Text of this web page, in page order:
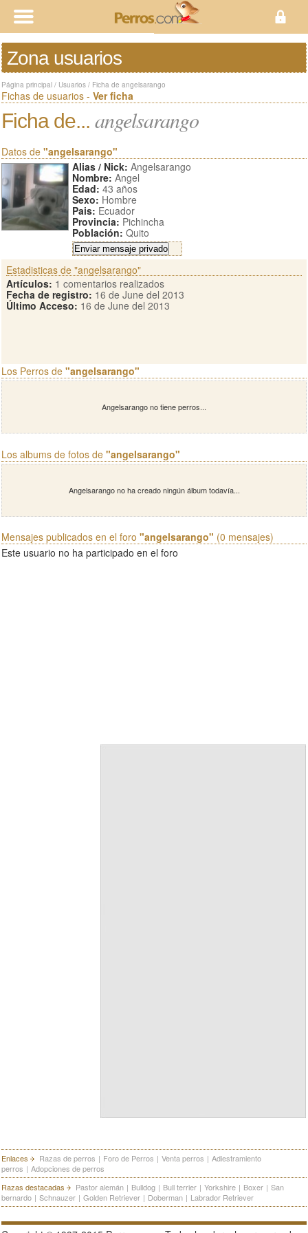
Zona usuarios
Página principal / Usuarios / Ficha de angelsarango
Fichas de usuarios - Ver ficha
Ficha de... angelsarango
Datos de "angelsarango"
Alias / Nick: Angelsarango
Nombre: Angel
Edad: 43 años
Sexo: Hombre
Pais: Ecuador
Provincia: Pichincha
Población: Quito
Estadisticas de "angelsarango"
Artículos: 1 comentarios realizados
Fecha de registro: 16 de June del 2013
Último Acceso: 16 de June del 2013
Los Perros de "angelsarango"
Angelsarango no tiene perros...
Los albums de fotos de "angelsarango"
Angelsarango no ha creado ningún álbum todavía...
Mensajes publicados en el foro "angelsarango" (0 mensajes)
Este usuario no ha participado en el foro
Enlaces Razas de perros | Foro de Perros | Venta perros | Adiestramiento
perros | Adopciones de perros
Razas destacadas
Pastor alemán | Bulldog | Bull terrier | Yorkshire | Boxer | San
bernardo | Schnauzer | Golden Retriever | Doberman | Labrador Retriever